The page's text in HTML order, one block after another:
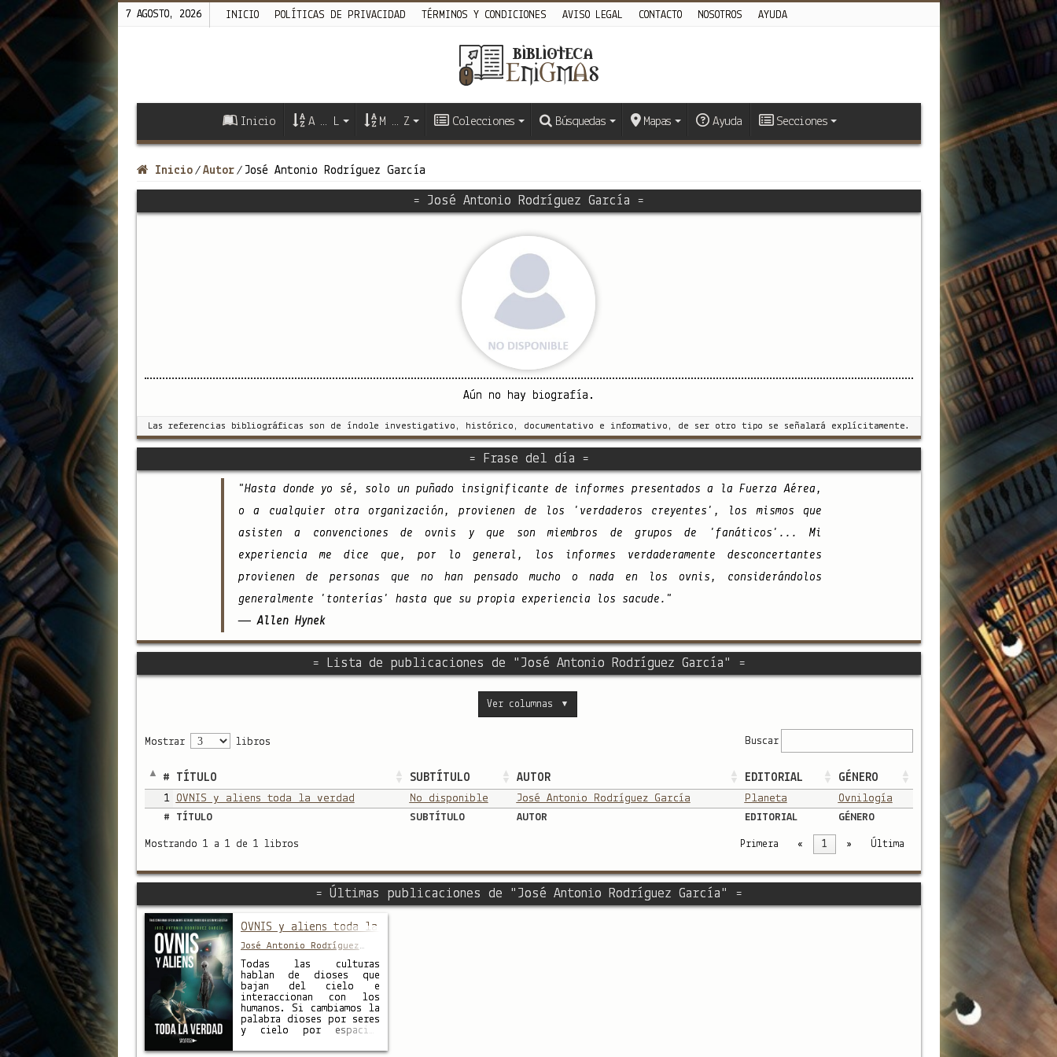
7 AGOSTO, 2026 INICIO POLÍTICAS DE PRIVACIDAD TÉRMINOS Y CONDICIONES AVISO LEGAL CONTACTO NOSOTROS AYUDA
Inicio A … L M … Z Colecciones Búsquedas Mapas Ayuda Secciones
Inicio / Autor / José Antonio Rodríguez García
= José Antonio Rodríguez García =
Aún no hay biografía.
Las referencias bibliográficas son de índole investigativo, histórico, documentativo e informativo, de ser otro tipo se señalará explícitamente.
= Frase del día =
"Hasta donde yo sé, solo un puñado insignificante de informes presentados a la Fuerza Aérea,
o a cualquier otra organización, provienen de los 'verdaderos creyentes', los mismos que
asisten a convenciones de ovnis y que son miembros de grupos de 'fanáticos'... Mi
experiencia me dice que, por lo general, los informes verdaderamente desconcertantes
provienen de personas que no han pensado mucho o nada en los ovnis, considerándolos
generalmente 'tonterías' hasta que su propia experiencia los sacude."
— Allen Hynek
= Lista de publicaciones de "José Antonio Rodríguez García" =
Ver columnas ▼
Mostrar libros Buscar
# TÍTULO SUBTÍTULO AUTOR EDITORIAL GÉNERO
1 OVNIS y aliens toda la verdad No disponible José Antonio Rodríguez García Planeta
Ovnilogía
#
TÍTULO SUBTÍTULO AUTOR EDITORIAL GÉNERO
Mostrando 1 a 1 de 1 libros Primera « 1 » Última
= Últimas publicaciones de "José Antonio Rodríguez García" =
OVNIS y aliens toda la verdad
José Antonio Rodríguez
Todas las culturas
hablan de dioses que
bajan del cielo e
interaccionan con los
humanos. Si cambiamos la
palabra dioses por seres
y cielo por espacio,
toma otro sentido. Nos